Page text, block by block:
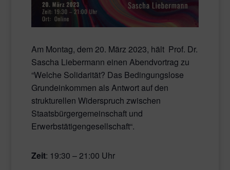
Am Montag, dem 20. März 2023, hält Prof. Dr.
Sascha Liebermann einen Abendvortrag zu
“Welche Solidarität? Das Bedingungslose
Grundeinkommen als Antwort auf den
strukturellen Widerspruch zwischen
Staatsbürgergemeinschaft und
Erwerbstätigengesellschaft“.
Zeit: 19:30 – 21:00 Uhr